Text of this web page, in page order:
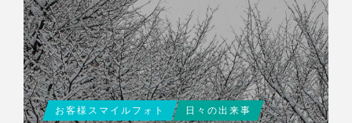
お客様スマイルフォト 日々の出来事